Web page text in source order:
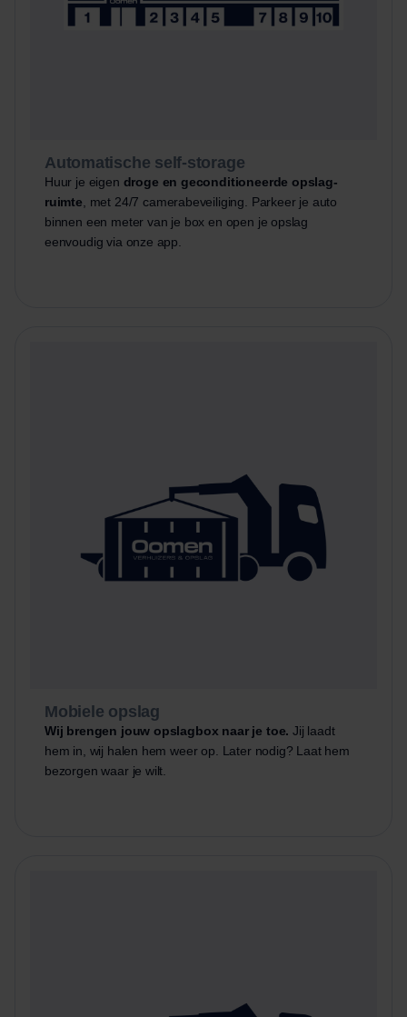
Automatische self-storage
Huur je eigen droge en geconditioneerde opslag-
ruimte , met 24/7 camerabeveiliging. Parkeer je auto
binnen een meter van je box en open je opslag
eenvoudig via onze app.
Mobiele opslag
Wij brengen jouw opslagbox naar je toe. Jij laadt
hem in, wij halen hem weer op. Later nodig? Laat hem
bezorgen waar je wilt.